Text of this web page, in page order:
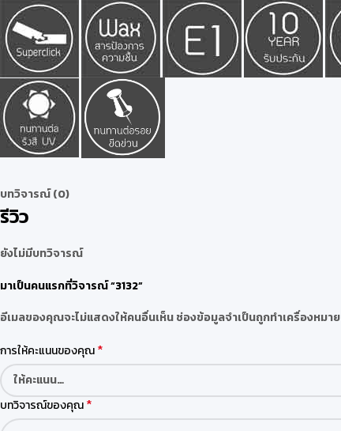
บทวิจารณ์ (0)
รีวิว
ยังไม่มีบทวิจารณ์
มาเป็นคนแรกที่วิจารณ์ “3132”
อีเมลของคุณจะไม่แสดงให้คนอื่นเห็นช่องข้อมูลจำเป็นถูกทำเครื่องหมาย
การให้คะแนนของคุณ*
บทวิจารณ์ของคุณ*